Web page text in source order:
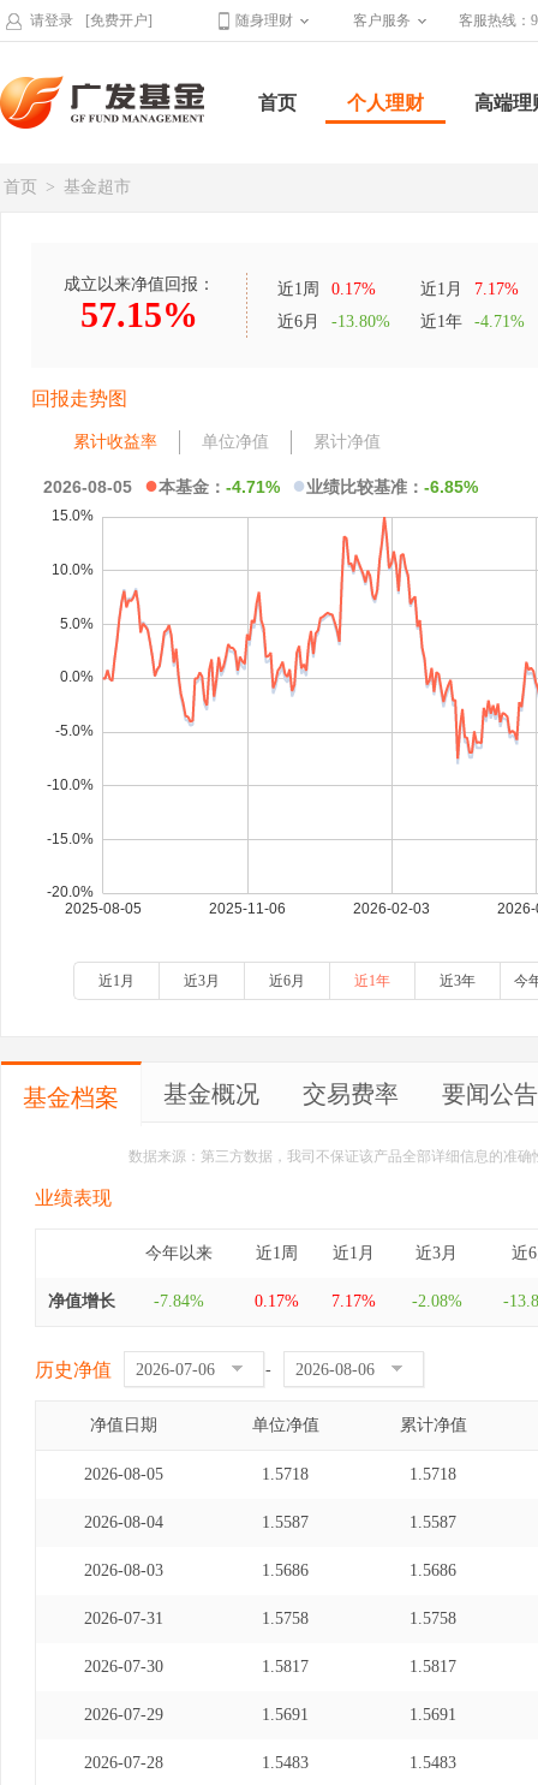
请登录 [免费开户] 随身理财 客户服务 客服热线：
首页 个人理财 高端理
首页 > 基金超市
成立以来净值回报：
57.15%
近1周 0.17% 近1月
7.17%
近6月
-13.80% 近1年 -4.71%
回报走势图
累计收益率 单位净值 累计净值
2026-08-05 ●本基金： -4.71% ●业绩比较基准： -6.85%
近1月 近3月 近6月 近1年 近3年 今
基金档案 基金概况 交易费率 要闻公告
数据来源：第三方数据，我司不保证该产品全部详细信息的准
业绩表现
今年以来 近1周 近1月 近3月 近
净值增长 -7.84% 0.17% 7.17% -2.08% -
历史净值 -
净值日期 单位净值 累计净值
2026-08-05 1.5718 1.5718
2026-08-04 1.5587 1.5587
2026-08-03 1.5686 1.5686
2026-07-31 1.5758 1.5758
2026-07-30 1.5817 1.5817
2026-07-29 1.5691 1.5691
2026-07-28 1.5483 1.5483